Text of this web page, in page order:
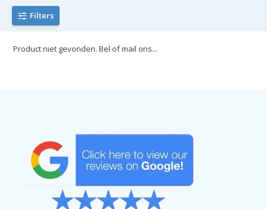
Filters
Product niet gevonden. Bel of mail ons...